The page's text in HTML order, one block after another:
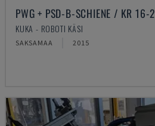
PWG + PSD-B-SCHIENE / KR 16-2
KUKA - ROBOTI KÄSI
SAKSAMAA 2015